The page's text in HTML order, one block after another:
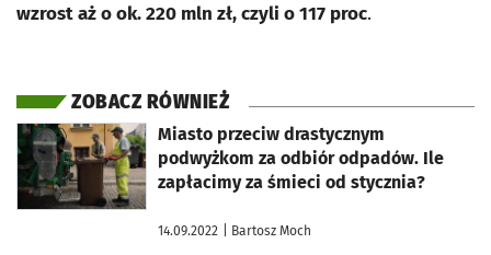
wzrost aż o ok. 220 mln zł, czyli o 117 proc.
ZOBACZ RÓWNIEŻ
Miasto przeciw drastycznym
podwyżkom za odbiór odpadów. Ile
zapłacimy za śmieci od stycznia?
14.09.2022 | Bartosz Moch
otworzy się w nowej karcie